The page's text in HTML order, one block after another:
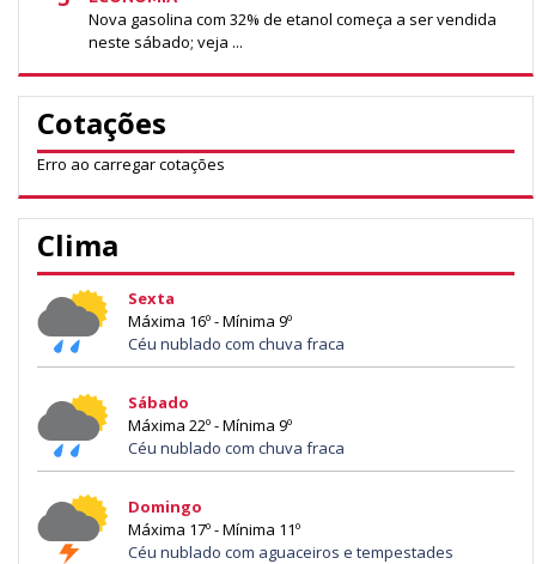
Nova gasolina com 32% de etanol começa a ser vendida
neste sábado; veja ...
Cotações
Erro ao carregar cotações
Clima
Sexta
Máxima 16º - Mínima 9º
Céu nublado com chuva fraca
Sábado
Máxima 22º - Mínima 9º
Céu nublado com chuva fraca
Domingo
Máxima 17º - Mínima 11º
Céu nublado com aguaceiros e tempestades